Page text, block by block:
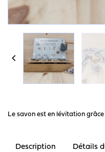

Le savon est en lévitation
Description Détails